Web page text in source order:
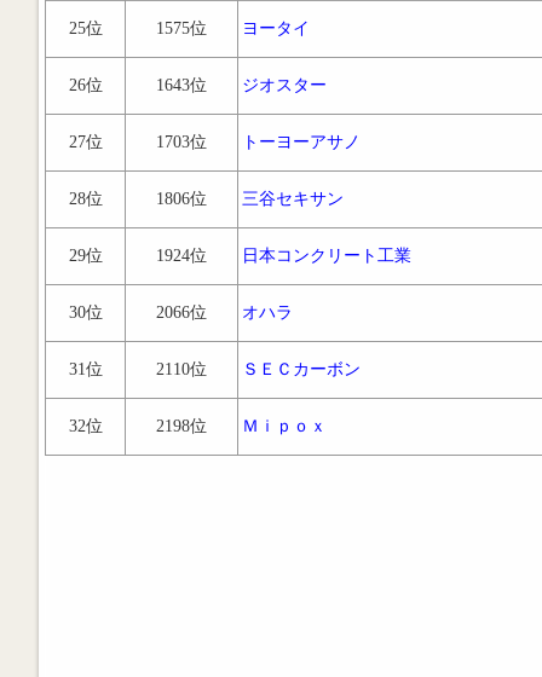
25位 1575位 ヨータイ
26位 1643位 ジオスター
27位 1703位 トーヨーアサノ
28位 1806位 三谷セキサン
29位 1924位 日本コンクリート工業
30位 2066位 オハラ
31位 2110位 ＳＥＣカーボン
32位 2198位 Ｍｉｐｏｘ